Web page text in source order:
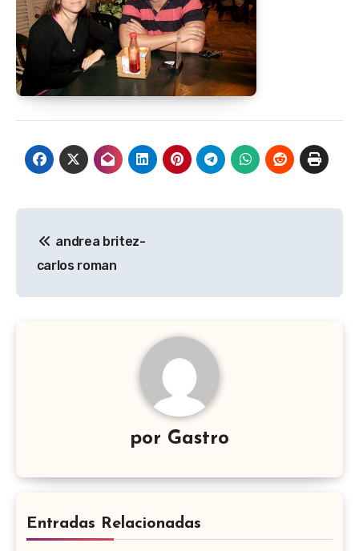
de
entradas
andrea britez-
carlos roman
por Gastro
Entradas Relacionadas